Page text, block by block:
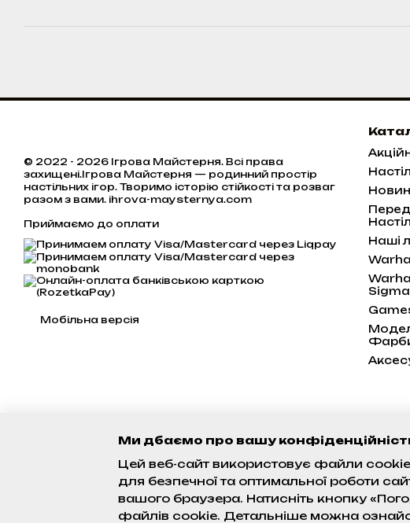
© 2022 - 2026 Ігрова Майстерня. Всі права
захищені.Ігрова Майстерня — родинний простір
настільних ігор. Творимо історію стійкості та розваг
разом з вами. ihrova-maysternya.com
Приймаємо до оплати
Мобільна версія
Наші
Ми дбаємо про вашу
Цей веб-сайт використовує файли
для безпечної та оптимальної роботи
вашого браузера. Натисніть кнопку
файлів cookie. Детальніше можна